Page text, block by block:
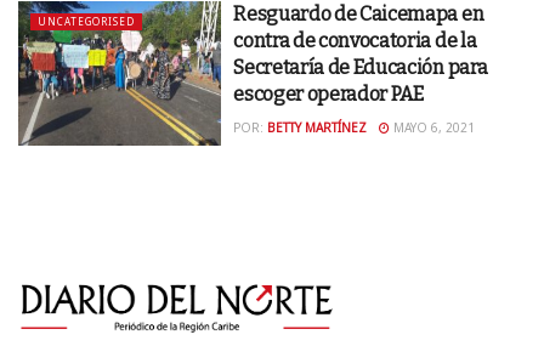
UNCATEGORISED
Resguardo de Caicemapa en
contra de convocatoria de la
Secretaría de Educación para
escoger operador PAE
POR: BETTY MARTÍNEZ MAYO 6, 2021